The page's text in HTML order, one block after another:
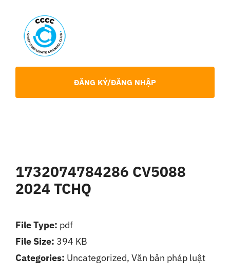
content
Chia Sẻ Chuyên Môn
Liên Hệ
ĐĂNG KÝ/ĐĂNG NHẬP
1732074784286 CV5088
2024 TCHQ
File Type: pdf
File Size: 394 KB
Categories: Uncategorized, Văn bản pháp luật